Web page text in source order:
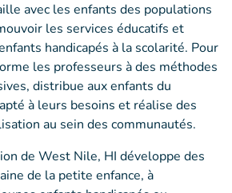
avec les enfants des populations
les services éducatifs et
handicapés à la scolarité. Pour
les professeurs à des méthodes
distribue aux enfants du
à leurs besoins et réalise des
au sein des communautés.
de West Nile, HI développe des
de la petite enfance, à